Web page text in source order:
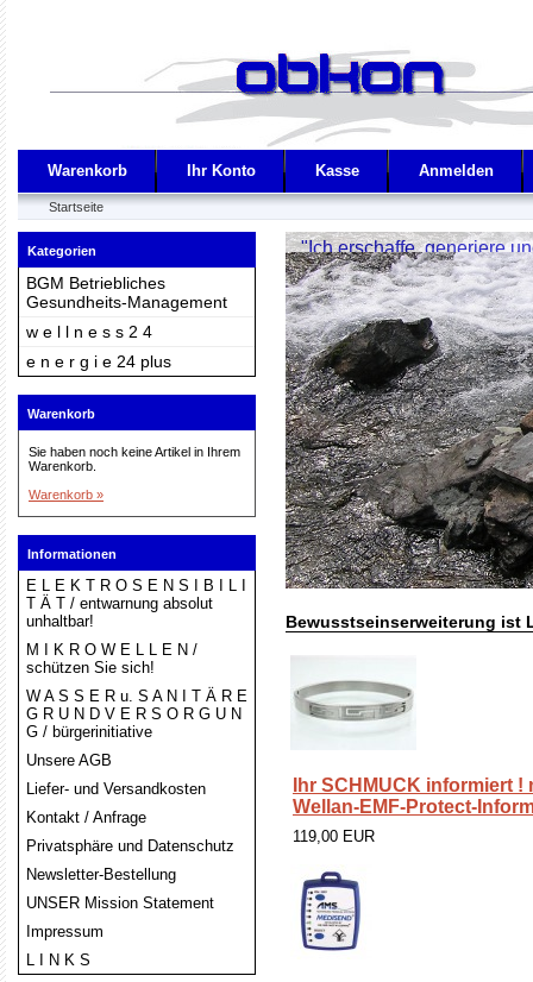
Warenkorb Ihr Konto Kasse Anmelden
Startseite
Kategorien
BGM Betriebliches
Gesundheits-Management
w e l l n e s s 2 4
e n e r g i e 24 plus
Warenkorb
Sie haben noch keine Artikel in Ihrem
Warenkorb.
Warenkorb »
Informationen
E L E K T R O S E N S I B I L I
T Ä T / entwarnung absolut
unhaltbar!
M I K R O W E L L E N /
schützen Sie sich!
W A S S E R u. S A N I T Ä R E
G R U N D V E R S O R G U N
G / bürgerinitiative
Unsere AGB
Liefer- und Versandkosten
Kontakt / Anfrage
Privatsphäre und Datenschutz
Newsletter-Bestellung
UNSER Mission Statement
Impressum
L I N K S
"Ich erschaffe, generiere
Bewusstseinserweiterung ist
Ihr SCHMUCK informiert !
Wellan-EMF-Protect-
119,00 EUR